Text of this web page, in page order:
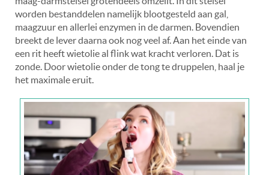
worden bestanddelen namelijk blootgesteld aan gal,
maagzuur en allerlei enzymen in de darmen. Bovendien
breekt de lever daarna ook nog veel af. Aan het einde van
een rit heeft wietolie al flink wat kracht verloren. Dat is
zonde. Door wietolie onder de tong te druppelen, haal je
het maximale eruit.